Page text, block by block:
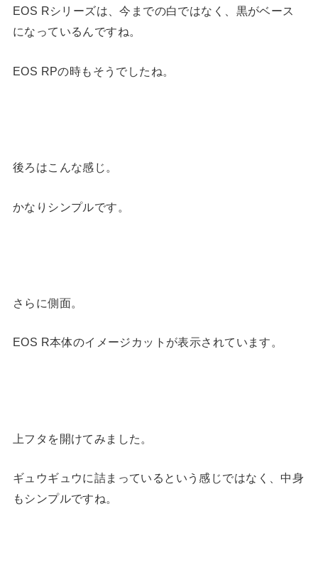
EOS Rシリーズは、今までの白ではなく、黒がベース
になっているんですね。
EOS RPの時もそうでしたね。
後ろはこんな感じ。
かなりシンプルです。
さらに側面。
EOS R本体のイメージカットが表示されています。
上フタを開けてみました。
ギュウギュウに詰まっているという感じではなく、中身
もシンプルですね。